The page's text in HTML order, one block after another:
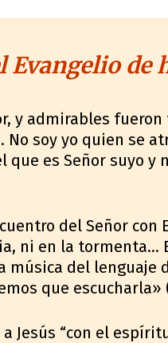
Evangelio de
y admirables fueron
No soy yo quien se
es Señor suyo y
del Señor con
ni en la tormenta…
música del lenguaje
que escucharla»
Jesús “con el